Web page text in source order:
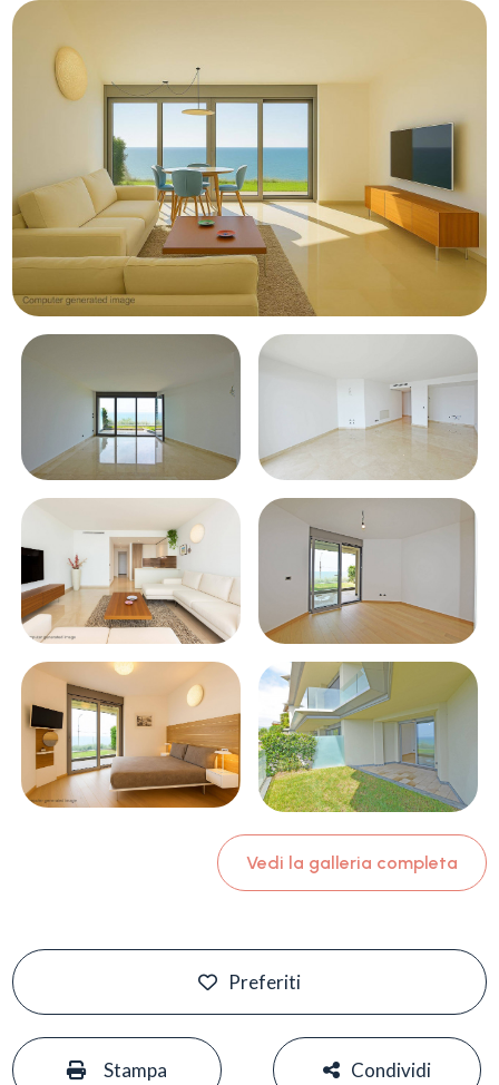
Vedi la galleria completa
Preferiti
Stampa Condividi
Piscina
Vista mare